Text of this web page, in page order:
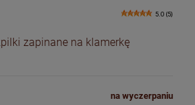
5.0 (5)
zapinane na klamerkę
na wyczerpaniu